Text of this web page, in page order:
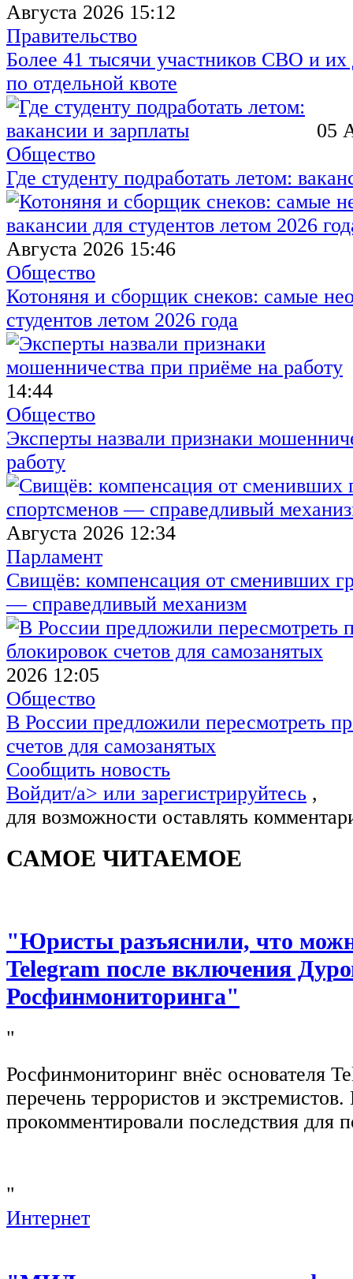
Августа 2026 15:12
Правительство
Более 41 тысячи участников СВО и их
по отдельной квоте
05
Общество
Где студенту подработать летом:
Августа 2026 15:46
Общество
Котоняня и сборщик снеков: самые
студентов летом 2026 года
14:44
Общество
Эксперты назвали признаки
работу
Августа 2026 12:34
Парламент
Свищёв: компенсация от сменивших
— справедливый механизм
2026 12:05
Общество
В России предложили пересмотреть
счетов для самозанятых
Сообщить новость
Войдит/a> или зарегистрируйтесь ,
для возможности оставлять
САМОЕ ЧИТАЕМОЕ
"Юристы разъяснили, что
Telegram после включения
Росфинмониторинга"
"
Росфинмониторинг внёс основателя
перечень террористов и
прокомментировали последствия для
"
Интернет